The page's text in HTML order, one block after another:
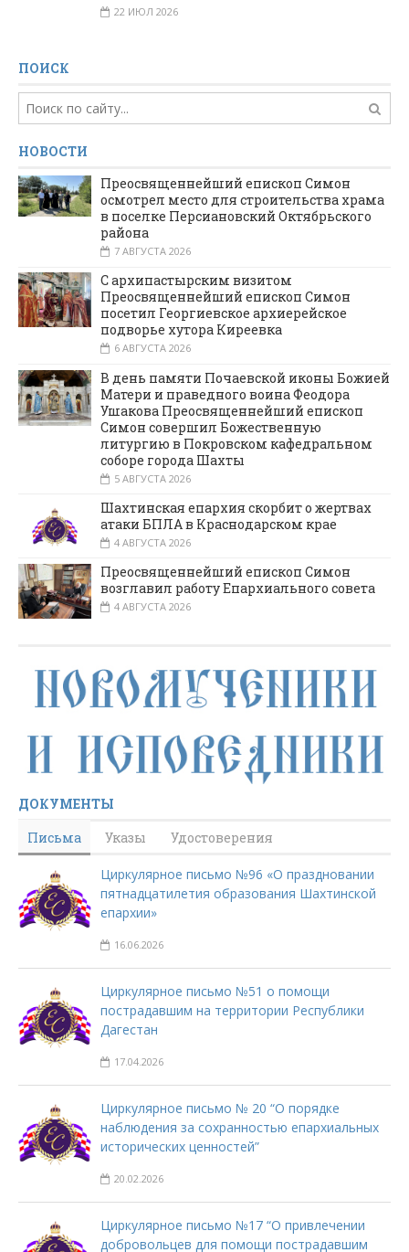
22 ИЮЛ 2026
ПОИСК
НОВОСТИ
Преосвященнейший епископ Симон
осмотрел место для строительства храма
в поселке Персиановский Октябрьского
района
7 АВГУСТА 2026
С архипастырским визитом
Преосвященнейший епископ Симон
посетил Георгиевское архиерейское
подворье хутора Киреевка
6 АВГУСТА 2026
В день памяти Почаевской иконы Божией
Матери и праведного воина Феодора
Ушакова Преосвященнейший епископ
Симон совершил Божественную
литургию в Покровском кафедральном
соборе города Шахты
5 АВГУСТА 2026
Шахтинская епархия скорбит о жертвах
атаки БПЛА в Краснодарском крае
4 АВГУСТА 2026
Преосвященнейший епископ Симон
возглавил работу Епархиального совета
4 АВГУСТА 2026
ДОКУМЕНТЫ
Письма
Указы Удостоверения
Циркулярное письмо №96 «О праздновании
пятнадцатилетия образования Шахтинской
епархии»
16.06.2026
Циркулярное письмо №51 о помощи
пострадавшим на территории Республики
Дагестан
17.04.2026
Циркулярное письмо № 20 “О порядке
наблюдения за сохранностью епархиальных
исторических ценностей”
20.02.2026
Циркулярное письмо №17 “О привлечении
добровольцев для помощи пострадавшим